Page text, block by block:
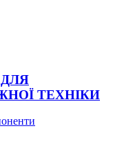
ТЕХНІКИ